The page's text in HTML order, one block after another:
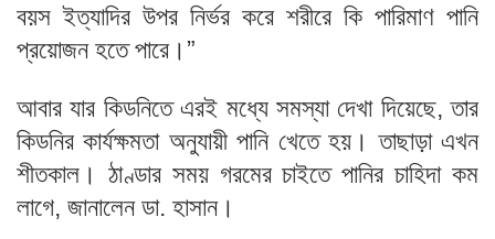
বয়স ইত্যাদির উপর নির্ভর করে শরীরে কি পারিমাণ পানি
প্রয়োজন হতে পারে।”
আবার যার কিডনিতে এরই মধ্যে সমস্যা দেখা দিয়েছে, তার
কিডনির কার্যক্ষমতা অনুযায়ী পানি খেতে হয়। তাছাড়া এখন
শীতকাল। ঠাণ্ডার সময় গরমের চাইতে পানির চাহিদা কম
লাগে, জানালেন ডা. হাসান।